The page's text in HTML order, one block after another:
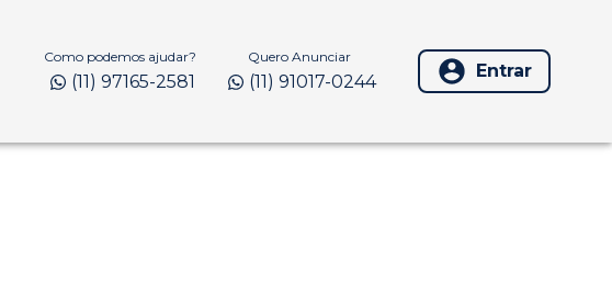
Como podemos ajudar?
(11) 97165-2581
Quero Anunciar
(11) 91017-0244 Entrar